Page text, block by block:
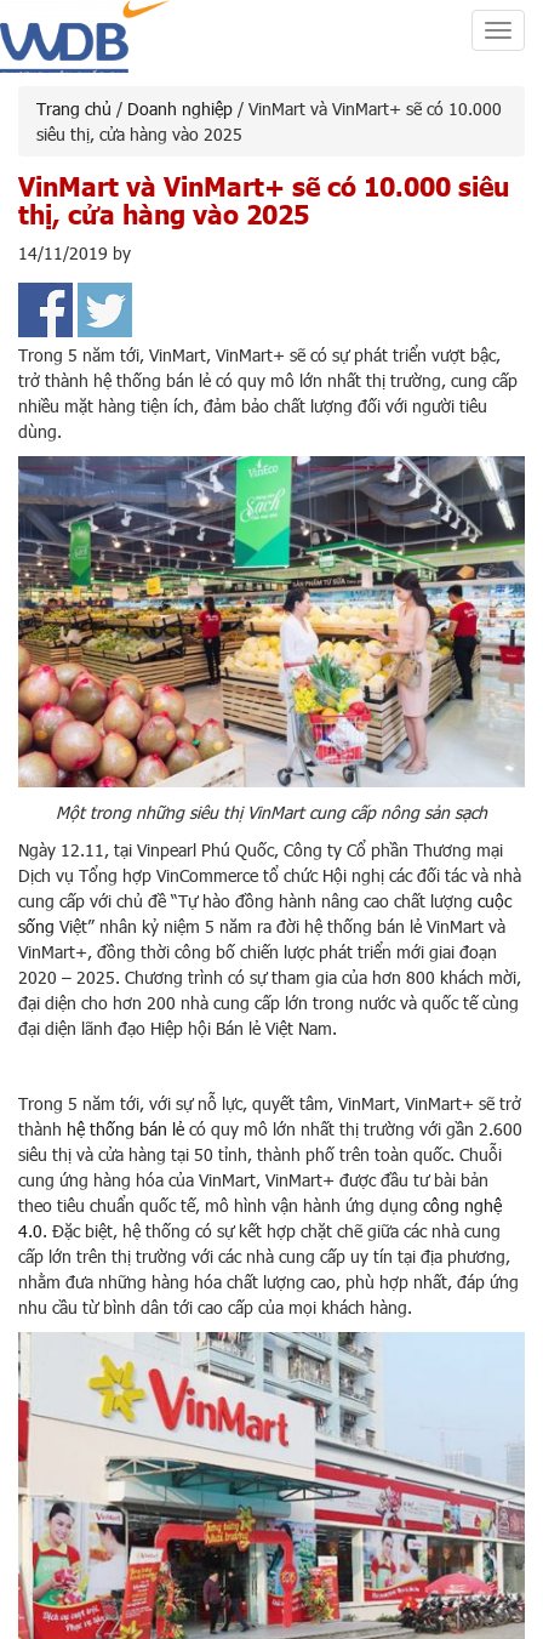
Trang chủ / Doanh nghiệp / VinMart và VinMart+ sẽ có 10.000
siêu thị, cửa hàng vào 2025
VinMart và VinMart+ sẽ có 10.000 siêu
thị, cửa hàng vào 2025
14/11/2019 by
Trong 5 năm tới, VinMart, VinMart+ sẽ có sự phát triển vượt bậc,
trở thành hệ thống bán lẻ có quy mô lớn nhất thị trường, cung cấp
nhiều mặt hàng tiện ích, đảm bảo chất lượng đối với người tiêu
dùng.
Một trong những siêu thị VinMart cung cấp nông sản sạch
Ngày 12.11, tại Vinpearl Phú Quốc, Công ty Cổ phần Thương mại
Dịch vụ Tổng hợp VinCommerce tổ chức Hội nghị các đối tác và nhà
cung cấp với chủ đề “Tự hào đồng hành nâng cao chất lượng cuộc
sống Việt” nhân kỷ niệm 5 năm ra đời hệ thống bán lẻ VinMart và
VinMart+, đồng thời công bố chiến lược phát triển mới giai đoạn
2020 – 2025. Chương trình có sự tham gia của hơn 800 khách mời,
đại diện cho hơn 200 nhà cung cấp lớn trong nước và quốc tế cùng
đại diện lãnh đạo Hiệp hội Bán lẻ Việt Nam.
Trong 5 năm tới, với sự nỗ lực, quyết tâm, VinMart, VinMart+ sẽ trở
thành hệ thống bán lẻ có quy mô lớn nhất thị trường với gần 2.600
siêu thị và cửa hàng tại 50 tỉnh, thành phố trên toàn quốc. Chuỗi
cung ứng hàng hóa của VinMart, VinMart+ được đầu tư bài bản
theo tiêu chuẩn quốc tế, mô hình vận hành ứng dụng công nghệ
4.0. Đặc biệt, hệ thống có sự kết hợp chặt chẽ giữa các nhà cung
cấp lớn trên thị trường với các nhà cung cấp uy tín tại địa phương,
nhằm đưa những hàng hóa chất lượng cao, phù hợp nhất, đáp ứng
nhu cầu từ bình dân tới cao cấp của mọi khách hàng.